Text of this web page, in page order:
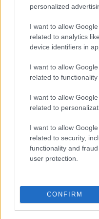
personalized
I want to allow
related to analytics
device identifiers in
I want to allow
related to
I want to allow
related to
I want to allow
related to security,
functionality and
user protection.
CONFIRM